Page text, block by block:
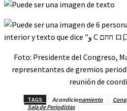
Foto: Presidente del Congreso,
representantes de gremios
reunión de
TAGS Acondicionamiento
Sala de Periodistas